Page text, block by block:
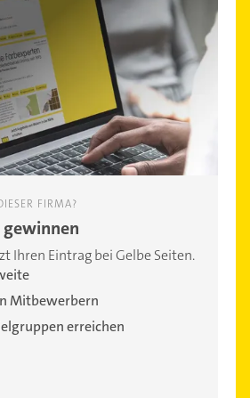
FIRMA?
Ihren Eintrag bei Gelbe Seiten.
Mitbewerbern
erreichen